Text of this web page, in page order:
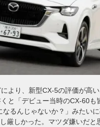
より、新型CX-5の評価が高
と「デビュー当時のCX-60も
るんじゃないか？」みたい
厳しかった。マツダ嫌いだと